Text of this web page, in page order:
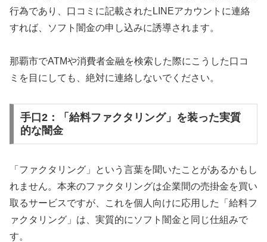
行為であり、口コミに記載されたLINEアカウントに連絡
すれば、ソフト闇金の申し込みに誘導されます。
那覇市でATMや消費者金融を検索した際にこうした口コ
ミを目にしても、絶対に連絡しないでください。
手口2：「給料ファクタリング」を装った実質
的な闇金
「ファクタリング」という言葉を聞いたことがあるかもし
れません。本来のファクタリングは企業間の売掛金を買い
取るサービスですが、これを個人向けに応用した「給料フ
ァクタリング」は、実質的にソフト闇金と同じ仕組みで
す。